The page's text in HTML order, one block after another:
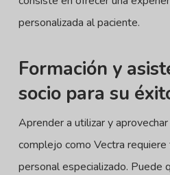
personalizada al paciente.
Formación y
socio para su
Aprender a utilizar y
complejo como Vectra
personal especializado. Puede